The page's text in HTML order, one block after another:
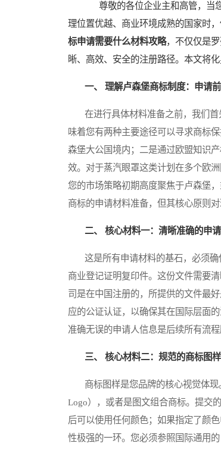
尊敬的各位企业主和高管，当您
理位置优越、商业环境成熟的国家时
标申请需要什么材料攻略，不仅仅是
晰、高效、安全的注册路径。本文将
一、 理解卢森堡商标制度：申请
在进行具体材料准备之前，我们首
味着您有两种主要途径可以寻求商标
森堡大公国境内；二是通过欧盟知识
效。对于蒸汽眼罩这类计划在多个欧
您的市场策略初期高度聚焦于卢森堡
商标的申请材料准备，但其核心原则
二、 核心材料一：清晰准确的申
这是所有申请材料的基石，必须确
商业登记证明复印件。这份文件需要
司是在中国注册的，所提供的文件最
应的公证认证，以确保其在国际层面
准确无误的申请人信息是后续所有流
三、 核心材料二：规范的商标图
商标图样是您品牌的核心视觉体现
Logo），或者是图文组合商标。提交
后可以使用任何颜色；如果指定了颜
性极强的一环。您必须参照国际通用